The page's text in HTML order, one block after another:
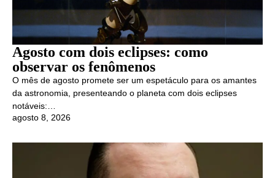
Agosto com dois eclipses: como
observar os fenômenos
O mês de agosto promete ser um espetáculo para os amantes
da astronomia, presenteando o planeta com dois eclipses
notáveis:…
agosto 8, 2026